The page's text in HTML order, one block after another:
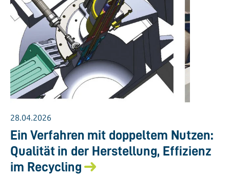
28.04.2026
Ein Verfahren mit doppeltem Nutzen:
Qualität in der Herstellung, Effizienz
im Recycling